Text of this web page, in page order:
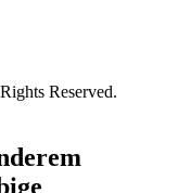
Reserved.